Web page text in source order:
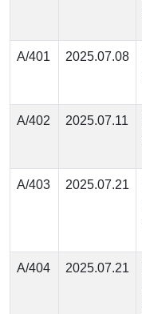
А/401 2025.07.08
А/402 2025.07.11
А/403 2025.07.21
А/404 2025.07.21